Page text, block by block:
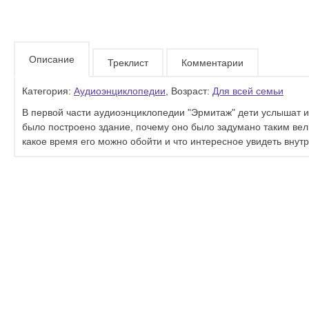
Описание Треклист Комментарии
Категория: Аудиоэнциклопедии , Возраст: Для всей семьи
В первой части аудиоэнциклопедии "Эрмитаж" дети
было построено здание, почему оно было задумано таким
какое время его можно обойти и что интересное увидеть